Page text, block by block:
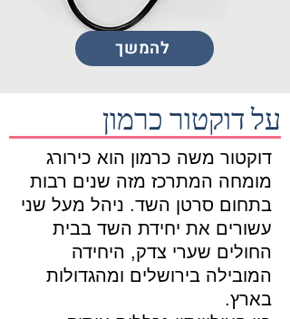
להמשך
על דוקטור כרמון
דוקטור משה כרמון הוא כירורג
מומחה המתרכז מזה שנים רבות
בתחום סרטן השד. ניהל מעל שני
עשורים את יחידת השד בבית
החולים שערי צדק, היחידה
המובילה בירושלים ומהגדולות
בארץ.